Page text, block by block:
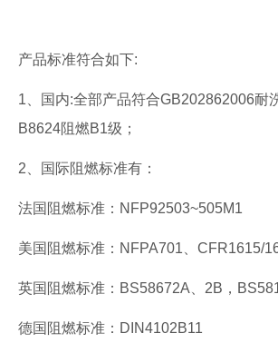
产品标准符合如下:
1、国内:全部产品符合GB202862006耐
B8624阻燃B1级；
2、国际阻燃标准有：
法国阻燃标准：NFP92503~505M1
美国阻燃标准：NFPA701、CFR1615/
英国阻燃标准：BS58672A、2B，
德国阻燃标准：DIN4102B11